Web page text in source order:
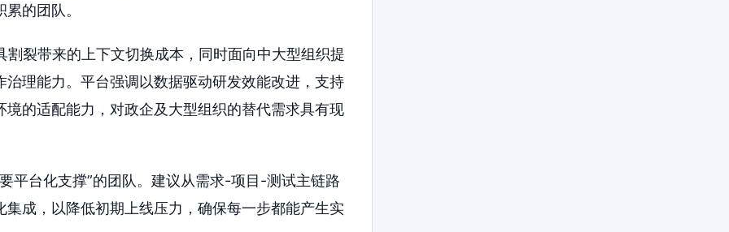
的团队。
割裂带来的上下文切换成本，同时面向中大型组织提
理能力。平台强调以数据驱动研发效能改进，支持
的适配能力，对政企及大型组织的替代需求具有现
平台化支撑”的团队。建议从需求-项目-测试主链路
成，以降低初期上线压力，确保每一步都能产生实